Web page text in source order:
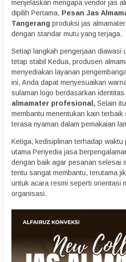
menjelaskan mengapa vendor jas
dipilih Pertama, Pesan Jas
Tangerang produksi jas
dengan standar mutu yang terjaga.
Setiap langkah pengerjaan diawasi
tetap stabil Kedua, produsen
menyediakan layanan
ini, Anda dapat menyesuaikan
sulaman logo berdasarkan
almamater profesional, Selain
membantu menentukan kain
terasa nyaman dalam pemakaian
Ketiga, kedisiplinan terhadap waktu
utama Penyedia jasa
dengan baik agar pesanan selesai
tentu sangat membantu, terutama
untuk acara resmi seperti orientasi
organisasi.